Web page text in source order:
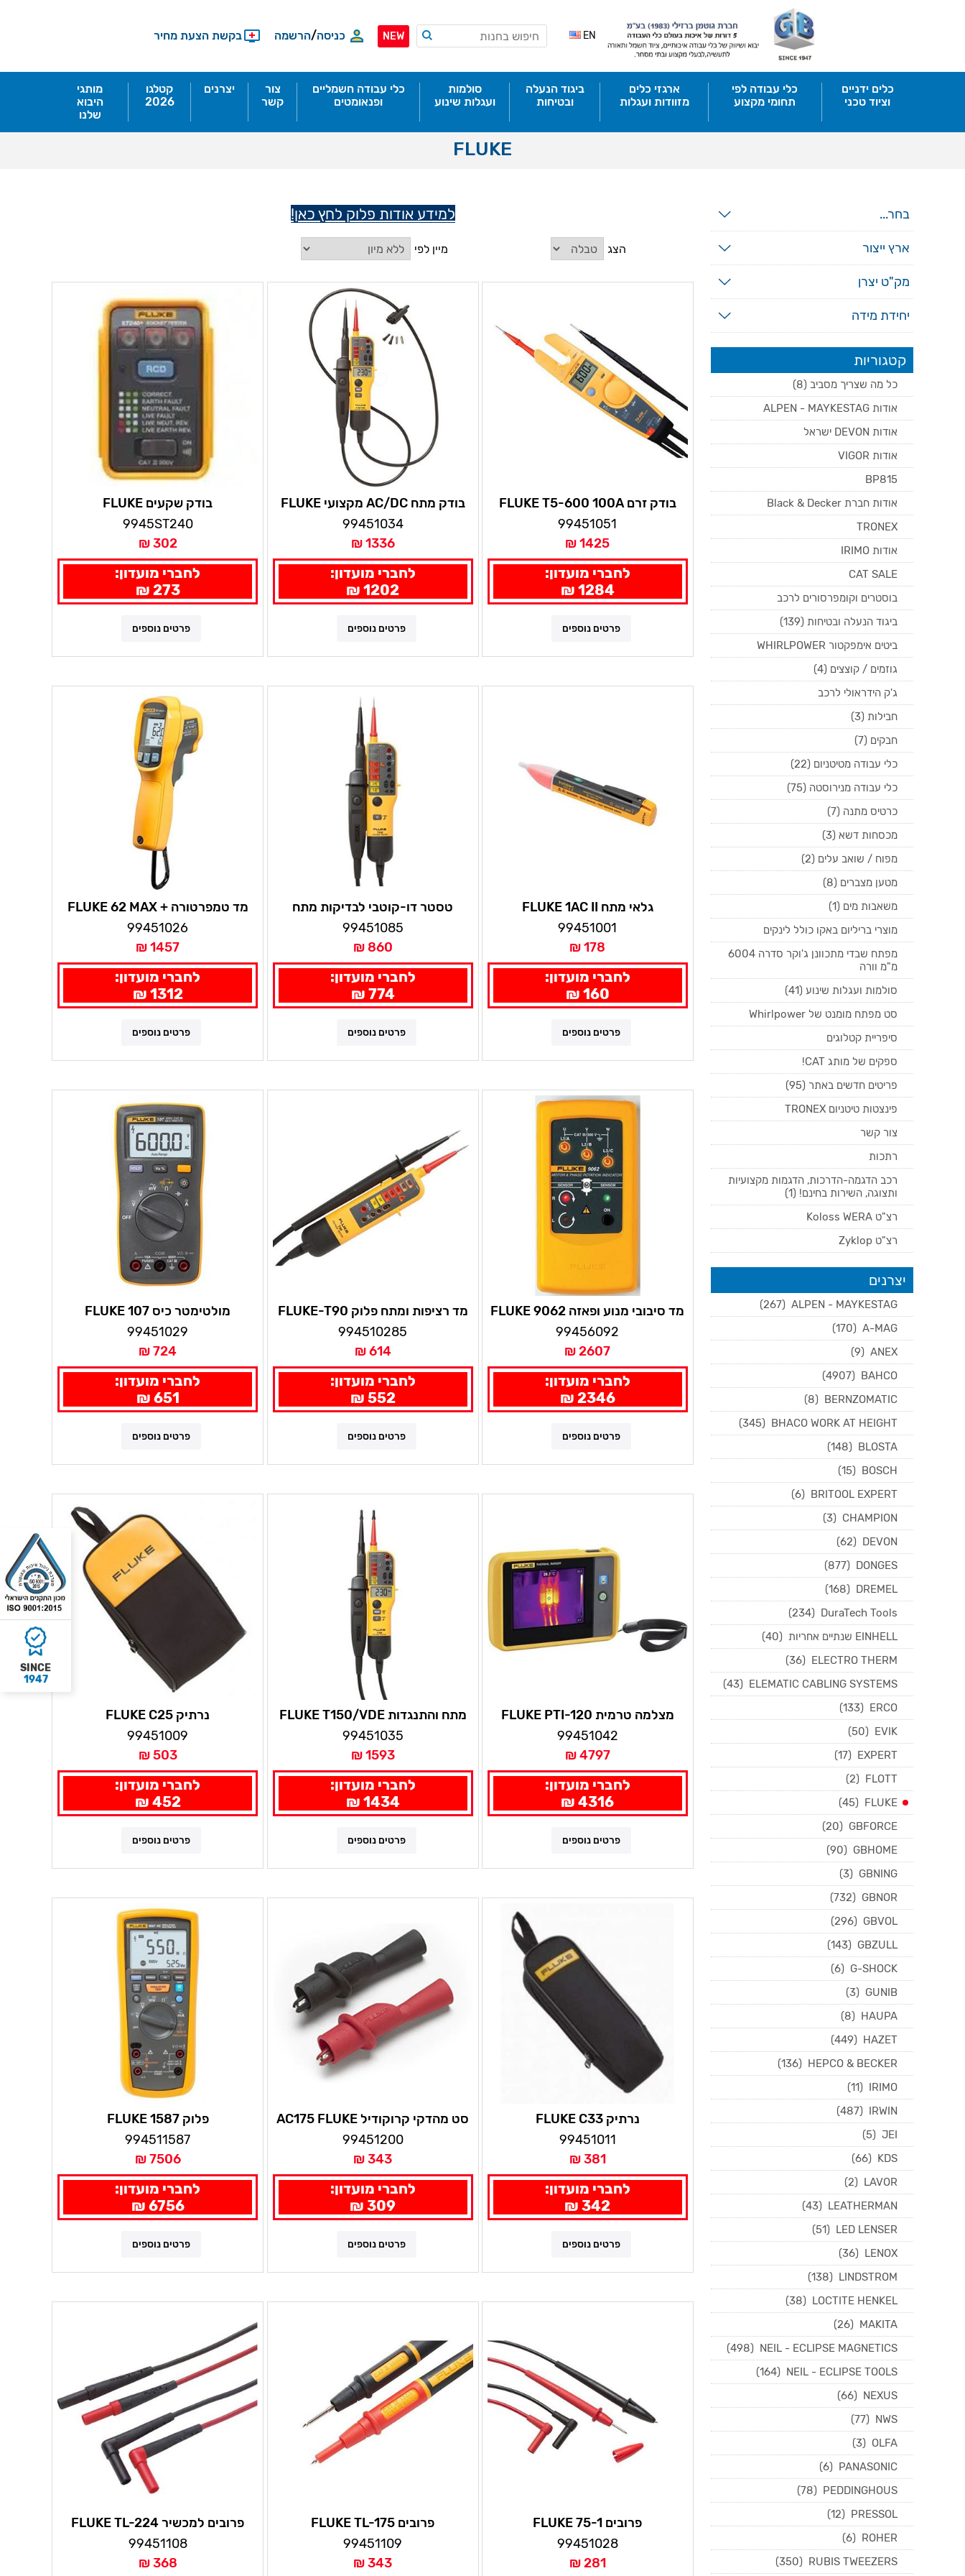
EN
NEW כניסה/הרשמה בקשת הצעת מחיר
כלים ידניים
וציוד טכני
כלי עבודה לפי
תחומי מקצוע
ארגזי כלים
מזוודות ועגלות
ביגוד הנעלה
ובטיחות
סולמות
ועגלות שינוע
כלי עבודה חשמליים
ופנאומטים
צור
קשר
יצרנים
קטלגו
2026
מותגי
היבוא
שלנו
FLUKE
למידע אודות פלוק לחץ כאן!
הצג מיין לפי
בודק זרם FLUKE T5-600 100A
99451051
1425 ₪
לחברי מועדון:
1284 ₪
פרטים נוספים
בודק מתח AC/DC מקצועי FLUKE
T130 VDE
99451034
1336 ₪
לחברי מועדון:
1202 ₪
פרטים נוספים
בודק שקעים FLUKE
9945ST240
302 ₪
לחברי מועדון:
273 ₪
פרטים נוספים
גלאי מתח FLUKE 1AC II
99451001
178 ₪
לחברי מועדון:
160 ₪
פרטים נוספים
טסטר דו-קוטבי לבדיקות מתח
99451085
860 ₪
לחברי מועדון:
774 ₪
פרטים נוספים
מד טמפרטורה + FLUKE 62 MAX
99451026
1457 ₪
לחברי מועדון:
1312 ₪
פרטים נוספים
מד סיבובי מנוע ופאזה FLUKE 9062
99456092
2607 ₪
לחברי מועדון:
2346 ₪
פרטים נוספים
מד רציפות ומתח פלוק FLUKE-T90
994510285
614 ₪
לחברי מועדון:
552 ₪
פרטים נוספים
מולטימטר כיס FLUKE 107
99451029
724 ₪
לחברי מועדון:
651 ₪
פרטים נוספים
מצלמה טרמית FLUKE PTI-120
99451042
4797 ₪
לחברי מועדון:
4316 ₪
פרטים נוספים
מתח והתנגדות FLUKE T150/VDE
99451035
1593 ₪
לחברי מועדון:
1434 ₪
פרטים נוספים
נרתיק FLUKE C25
99451009
503 ₪
לחברי מועדון:
452 ₪
פרטים נוספים
נרתיק FLUKE C33
99451011
381 ₪
לחברי מועדון:
342 ₪
פרטים נוספים
סט מהדקי קרוקודיל AC175 FLUKE
1000V
99451200
343 ₪
לחברי מועדון:
309 ₪
פרטים נוספים
פלוק FLUKE 1587
994511587
7506 ₪
לחברי מועדון:
6756 ₪
פרטים נוספים
פרובים FLUKE 75-1
99451028
281 ₪
פרובים FLUKE TL-175
99451109
343 ₪
פרובים למכשיר FLUKE TL-224
99451108
368 ₪
בחר...
ארץ ייצור
מק"ט יצרן
יחידת מידה
קטגוריות
כל מה שצריך מסביב (8)
אודות ALPEN - MAYKESTAG
אודות DEVON ישראל
אודות VIGOR
BP815
אודות חברת Black & Decker
TRONEX
אודות IRIMO
CAT SALE
בוסטרים וקומפרסורים לרכב
ביגוד הנעלה ובטיחות (139)
ביטים אימפקטור WHIRLPOWER
גוזמים / קוצצים (4)
ג'ק הידראולי לרכב
חבילות (3)
חבקים (7)
כלי עבודה מטיטניום (22)
כלי עבודה מנירוסטה (75)
כרטיס מתנה (7)
מכסחות דשא (3)
מפוח / שואב עלים (2)
מטען מצברים (8)
משאבות מים (1)
מוצרי בריליום באקו כולל לינקים
מפתח שבדי מתכוונן ג'וקר סדרה 6004
מ"מ וורה
סולמות ועגלות שינוע (41)
סט מפתח מומנט של Whirlpower
סיפריית קטלוגים
ספקים של מותג CAT!
פריטים חדשים באתר (95)
פינצטות טיטניום TRONEX
צור קשר
רתכות
רכב הדגמה-הדרכות, הדגמות מקצועיות
ותצוגה, השירות בחינם! (1)
רצ"ט Koloss WERA
רצ"ט Zyklop
יצרנים
ALPEN - MAYKESTAG
(267)
A-MAG
(170)
ANEX
(9)
BAHCO
(4907)
BERNZOMATIC
(8)
BHACO WORK AT HEIGHT
(345)
BLOSTA
(148)
BOSCH
(15)
BRITOOL EXPERT
(6)
CHAMPION
(3)
DEVON
(62)
DONGES
(877)
DREMEL
(168)
DuraTech Tools
(234)
EINHELL שנתיים אחריות
(40)
ELECTRO THERM
(36)
ELEMATIC CABLING SYSTEMS
(43)
ERCO
(133)
EVIK
(50)
EXPERT
(17)
FLOTT
(2)
FLUKE
(45)
GBFORCE
(20)
GBHOME
(90)
GBNING
(3)
GBNOR
(732)
GBVOL
(296)
GBZULL
(143)
G-SHOCK
(6)
GUNIB
(3)
HAUPA
(8)
HAZET
(449)
HEPCO & BECKER
(136)
IRIMO
(11)
IRWIN
(487)
JEI
(5)
KDS
(66)
LAVOR
(2)
LEATHERMAN
(43)
LED LENSER
(51)
LENOX
(36)
LINDSTROM
(138)
LOCTITE HENKEL
(38)
MAKITA
(26)
NEIL - ECLIPSE MAGNETICS
(498)
NEIL - ECLIPSE TOOLS
(164)
NEXUS
(66)
NWS
(77)
OLFA
(3)
PANASONIC
(6)
PEDDINGHOUS
(78)
PRESSOL
(12)
ROHER
(6)
RUBIS TWEEZERS
(350)
SINCE
1947